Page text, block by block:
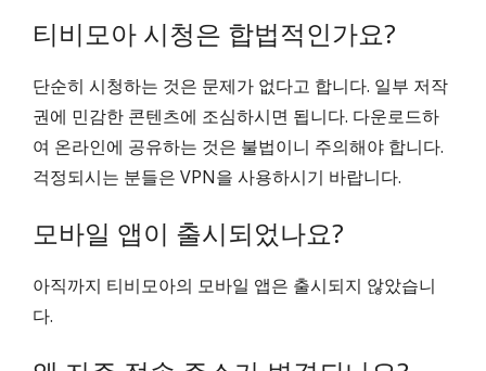
티비모아 시청은 합법적인가요?
단순히 시청하는 것은 문제가 없다고 합니다. 일부 저작
권에 민감한 콘텐츠에 조심하시면 됩니다. 다운로드하
여 온라인에 공유하는 것은 불법이니 주의해야 합니다.
걱정되시는 분들은 VPN을 사용하시기 바랍니다.
모바일 앱이 출시되었나요?
아직까지 티비모아의 모바일 앱은 출시되지 않았습니
다.